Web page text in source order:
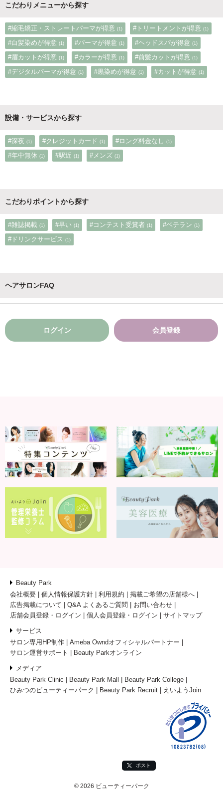
こだわりメニューから探す
#縮毛矯正・ストレートパーマが得意 (1) #トリートメントが得意 (1)
#白髪染めが得意 (1) #パーマが得意 (1) #ヘッドスパが得意 (1)
#眉カットが得意 (1) #カラーが得意 (1) #前髪カットが得意 (1)
#デジタルパーマが得意 (1) #黒染めが得意 (1) #カットが得意 (1)
設備・サービスから探す
#深夜 (1) #クレジットカード (1) #ロング料金なし (1)
#年中無休 (1) #駅近 (1) #メンズ (1)
こだわりポイントから探す
#雑誌掲載 (1) #早い (1) #コンテスト受賞者 (1) #ベテラン (1)
#ドリンクサービス (1)
ヘアサロンFAQ
ログイン 会員登録
Beauty Park
会社概要
個人情報保護方針 利用規約
掲載ご希望の店舗様へ
広告掲載について
Q&A よくあるご質問
お問い合わせ
店舗会員登録・ログイン
個人会員登録・ログイン サイトマップ
サービス
サロン専用HP制作
Ameba Owndオフィシャルパートナー
サロン運営サポート
Beauty Parkオンライン
メディア
Beauty Park Clinic
Beauty Park Mall
Beauty Park College
ひみつのビューティーパーク
Beauty Park Recruit えいようJoin
ポスト
© 2026 ビューティーパーク